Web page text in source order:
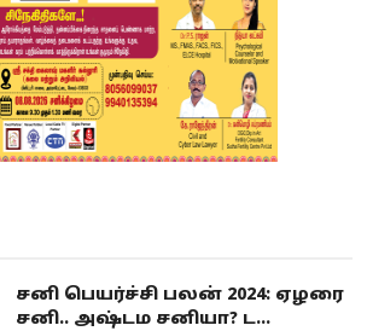
சனி பெயர்ச்சி பலன் 2024: ஏழரை
சனி.. அஷ்டம சனியா? ட...